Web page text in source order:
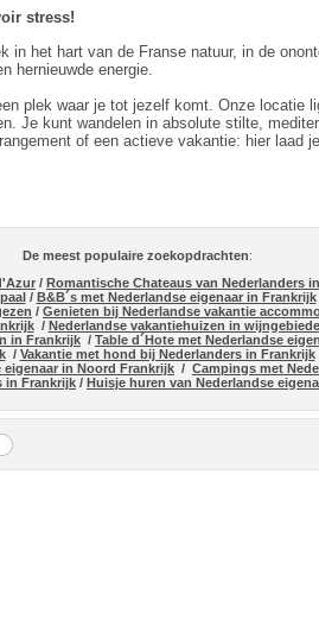
stress!
het hart van de Franse natuur, in de
hernieuwde energie.
plek waar je tot jezelf komt. Onze locatie
Je kunt wandelen in absolute stilte,
of een actieve vakantie: hier laad
De meest populaire zoekopdrachten:
/ Romantische Chateaus van Nederlanders
/ B&B´s met Nederlandse eigenaar in Frankrijk
/ Genieten bij Nederlandse vakantie
/ Nederlandse vakantiehuizen in
in Frankrijk / Table d´Hote met Nederlandse
/ Vakantie met hond bij Nederlanders in Frankrijk
in Noord Frankrijk / Campings met
in Frankrijk / Huisje huren van Nederlandse